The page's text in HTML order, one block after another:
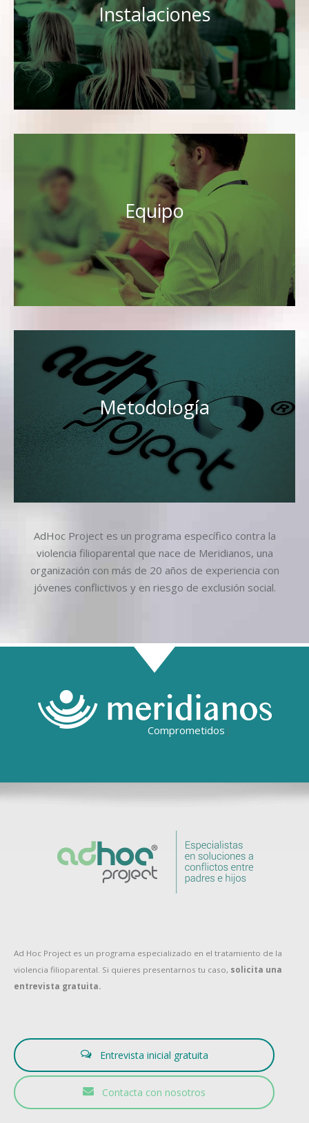
Instalaciones
Equipo
Metodología
AdHoc Project es un programa específico contra la
violencia filioparental que nace de Meridianos, una
organización con más de 20 años de experiencia con
jóvenes conflictivos y en riesgo de exclusión social.
Comprometidos con la socie
Ad Hoc Project es un programa especializado en el tratamiento de la
violencia filioparental. Si quieres presentarnos tu caso, solicita una
entrevista gratuita.
Entrevista inicial gratuita
Contacta con nosotros